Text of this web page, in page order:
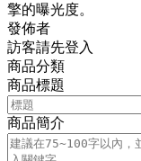
擎的曝光度。
發佈者
訪客請先登入
商品分類
商品標題
商品簡介